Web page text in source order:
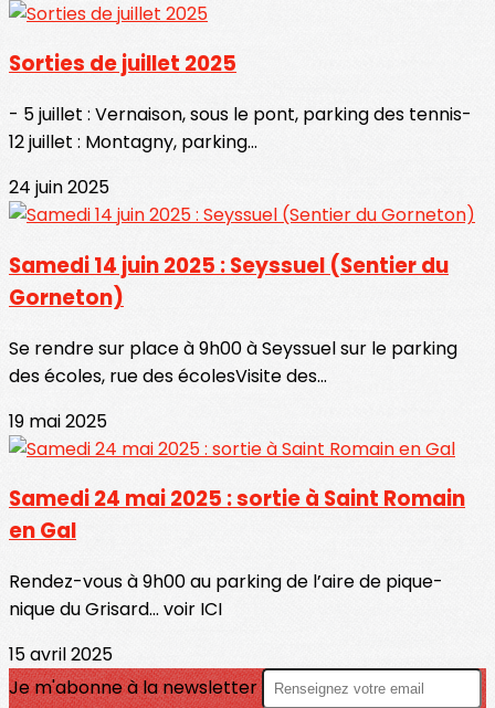
Sorties de juillet 2025
- 5 juillet : Vernaison, sous le pont, parking des tennis-
12 juillet : Montagny, parking...
24 juin 2025
Samedi 14 juin 2025 : Seyssuel (Sentier du
Gorneton)
Se rendre sur place à 9h00 à Seyssuel sur le parking
des écoles, rue des écolesVisite des...
19 mai 2025
Samedi 24 mai 2025 : sortie à Saint Romain
en Gal
Rendez-vous à 9h00 au parking de l’aire de pique-
nique du Grisard... voir ICI
15 avril 2025
Je m'abonne à la newsletter